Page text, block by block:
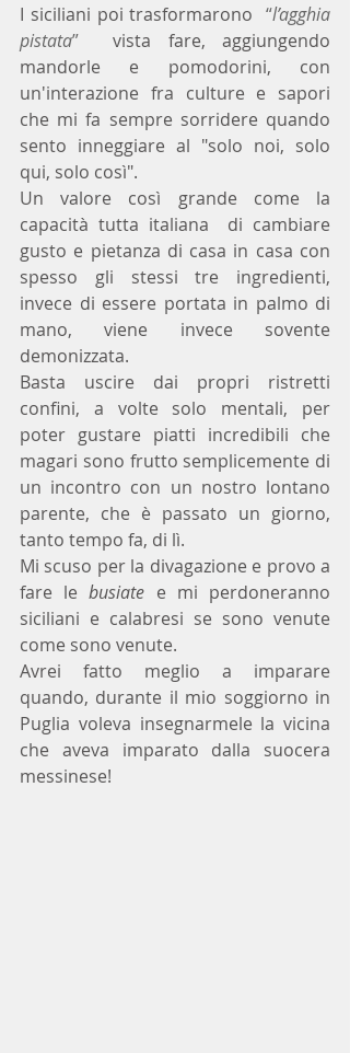
I siciliani poi trasformarono “l’agghia
pistata”
vista fare, aggiungendo
mandorle e pomodorini, con
un'interazione fra culture e sapori
che mi fa sempre sorridere quando
sento inneggiare al "solo noi, solo
qui, solo così".
Un valore così grande come la
capacità tutta italiana  di cambiare
gusto e pietanza di casa in casa con
spesso gli stessi tre ingredienti,
invece di essere portata in palmo di
mano, viene invece sovente
demonizzata.
Basta uscire dai propri ristretti
confini, a volte solo mentali, per
poter gustare piatti incredibili che
magari sono frutto semplicemente di
un incontro con un nostro lontano
parente, che è passato un giorno,
tanto tempo fa, di lì.
Mi scuso per la divagazione e provo a
fare le busiate e mi perdoneranno
siciliani e calabresi se sono venute
come sono venute.
Avrei fatto meglio a imparare
quando, durante il mio soggiorno in
Puglia voleva insegnarmele la vicina
che aveva imparato dalla suocera
messinese!